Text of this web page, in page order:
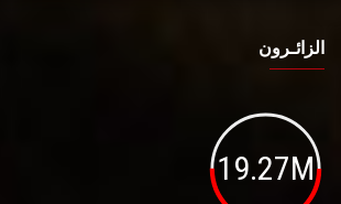
الزائـرون
19.27M